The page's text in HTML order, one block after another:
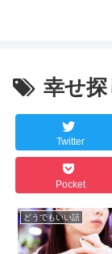
幸せ探
Twitter
Pocket
どうでもいい話